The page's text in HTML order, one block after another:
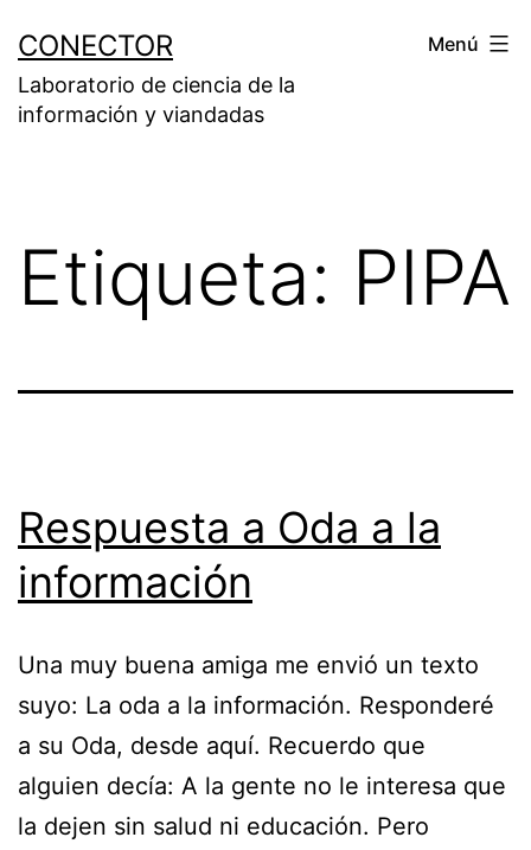
contenido
CONECTOR
Laboratorio de ciencia de la
información y viandadas
Menú
Etiqueta: PIPA
Respuesta a Oda a la
información
Una muy buena amiga me envió un texto
suyo: La oda a la información. Responderé
a su Oda, desde aquí. Recuerdo que
alguien decía: A la gente no le interesa que
la dejen sin salud ni educación. Pero